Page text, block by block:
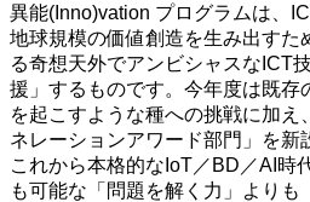
異能(Inno)vation プログラムは、
地球規模の価値創造を生み出すた
る奇想天外でアンビシャスなICT
援」するものです。今年度は既存
を起こすような種への挑戦に加え
ネレーションアワード部門」を新
これから本格的なIoT／BD／AI時
も可能な「問題を解く力」よりも